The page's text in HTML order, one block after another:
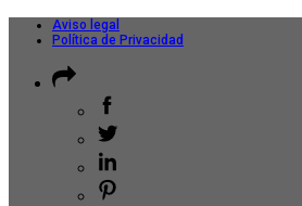
Aviso legal
Política de Privacidad